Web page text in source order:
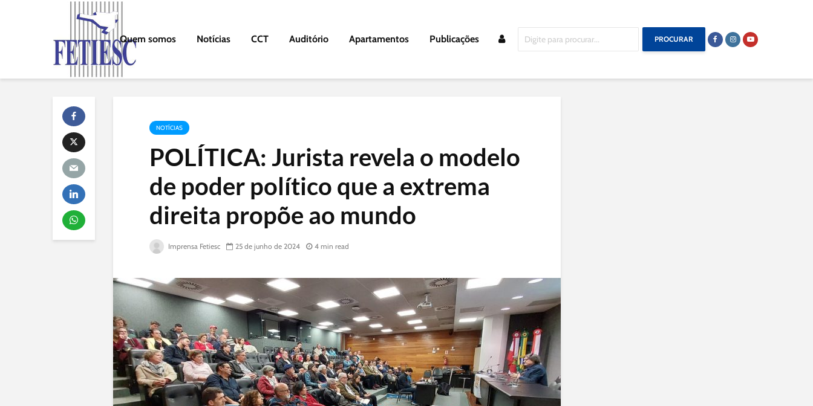
Quem somos Notícias CCT Auditório Apartamentos Publicações PROCURAR
NOTÍCIAS
POLÍTICA: Jurista revela o modelo
de poder político que a extrema
direita propõe ao mundo
Imprensa Fetiesc 25 de junho de 2024 4 min read